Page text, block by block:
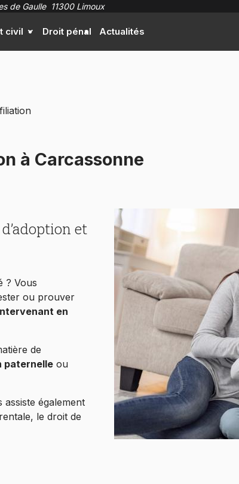
de Gaulle 11300 Limoux
civil Droit pénal Actualités
à Carcassonne
et
? Vous
ou prouver
en
de
paternelle ou
assiste également
le droit de